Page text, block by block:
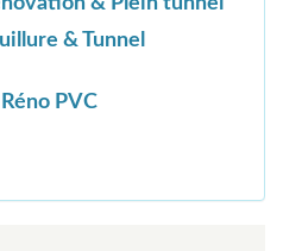
& Tunnel
PVC